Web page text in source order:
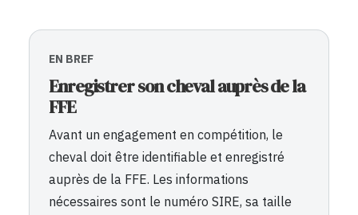
EN BREF
Enregistrer son cheval auprès de la
FFE
Avant un engagement en compétition, le
cheval doit être identifiable et enregistré
auprès de la FFE. Les informations
nécessaires sont le numéro SIRE, sa taille